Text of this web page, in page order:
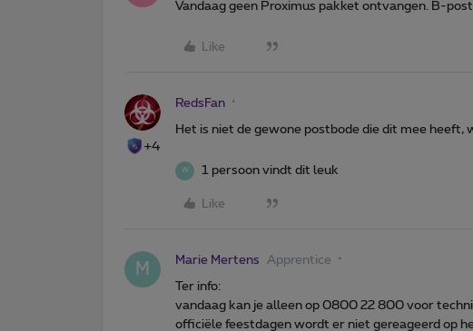
Vandaag geen Proximus pakket ontvangen. B-
Like
+4
RedsFan
Het is niet de gewone postbode die dit mee heeft,
W 1 persoon vindt dit leuk
Like
M Marie Mertens Apprentice
Ter info:
vandaag kan je alleen op 0800 22 800 voor
officiële feestdagen wordt er niet gereageerd op